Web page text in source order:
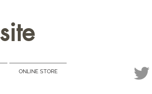
ONLINE STORE